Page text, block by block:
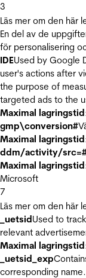
3
Läs mer om den här
En del av de
för personalisering
IDEUsed by Google
user's actions after
the purpose of
targeted ads to the
Maximal lagringstid
gmp\conversion#
Maximal lagringstid
ddm/activity/
Maximal lagringstid
Microsoft
7
Läs mer om den här
_uetsidUsed to
relevant
Maximal lagringstid
_uetsid_exp
corresponding name.